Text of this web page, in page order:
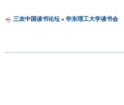
三农中国读书论坛» 华东理工大学读书会